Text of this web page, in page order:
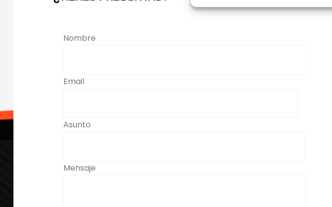
Nombre
Email
Asunto
Mensaje